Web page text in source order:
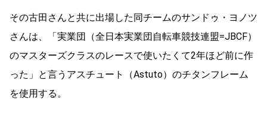
その古田さんと共に出場した同チームのサンドゥ・ヨノツ
さんは、「実業団（全日本実業団自転車競技連盟=JBCF）
のマスターズクラスのレースで使いたくて2年ほど前に作
った」と言うアスチュート（Astuto）のチタンフレーム
を使用する。